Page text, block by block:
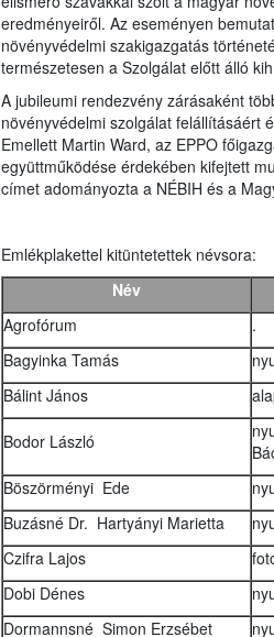
eredményeiről. Az eseményen
növényvédelmi szakigazgatás
természetesen a Szolgálat előtt álló
A jubileumi rendezvény zárásaként
növényvédelmi szolgálat felállításáért
Emellett Martin Ward, az EPPO
együttműködése érdekében kifejtett
címet adományozta a NÉBIH és a
Emlékplakettel kitüntetettek névsora:
Név
Agrofórum
.
Bagyinka Tamás
Bálint János
Bodor László
Böszörményi Ede
Buzásné Dr. Hartyányi Marietta
Czifra Lajos
Dobi Dénes
Dormannsné Simon Erzsébet